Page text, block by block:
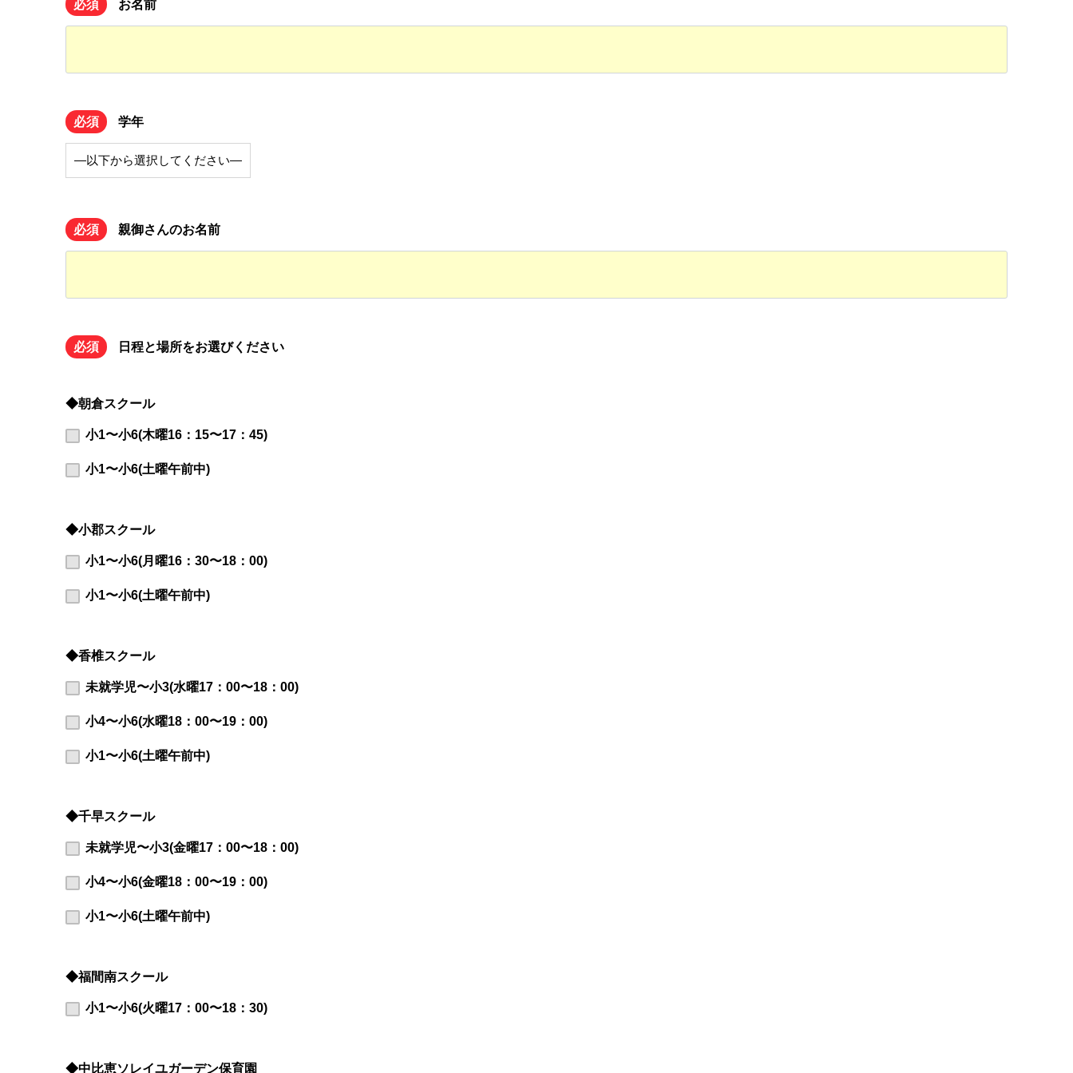
必須 お名前
必須 学年
必須 親御さんのお名前
必須 日程と場所をお選びください
◆朝倉スクール
小1〜小6(木曜16：15〜17：45)
小1〜小6(土曜午前中)
◆小郡スクール
小1〜小6(月曜16：30〜18：00)
小1〜小6(土曜午前中)
◆香椎スクール
未就学児〜小3(水曜17：00〜18：00)
小4〜小6(水曜18：00〜19：00)
小1〜小6(土曜午前中)
◆千早スクール
未就学児〜小3(金曜17：00〜18：00)
小4〜小6(金曜18：00〜19：00)
小1〜小6(土曜午前中)
◆福間南スクール
小1〜小6(火曜17：00〜18：30)
◆中比恵ソレイユガーデン保育園